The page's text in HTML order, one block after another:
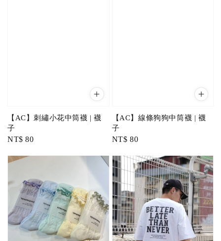
【AC】刺繡小花中筒襪 | 襪
子
Regular
NT$ 80
【AC】線條狗狗中筒襪 | 襪
子
Regular
NT$ 80